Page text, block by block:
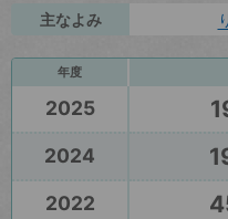
主なよみ
年度
2025
2024
2022